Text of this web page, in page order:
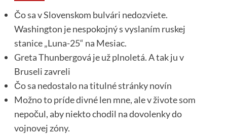
Čo sa v Slovenskom bulvári nedozviete.
Washington je nespokojný s vyslaním ruskej
stanice „Luna-25“ na Mesiac.
Greta Thunbergová je už plnoletá. A tak ju v
Bruseli zavreli
Čo sa nedostalo na titulné stránky novín
Možno to príde divné len mne, ale v živote som
nepočul, aby niekto chodil na dovolenky do
vojnovej zóny.